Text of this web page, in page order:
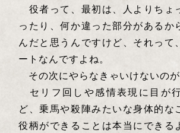
役者って、最初は、人よりちょ
ったり、何か違った部分があるか
んだと思うんですけど、それって
ートなんですよね。
その次にやらなきゃいけないのが
セリフ回しや感情表現に目が
ど、乗馬や殺陣みたいな身体的な
役柄ができることは本当にできる